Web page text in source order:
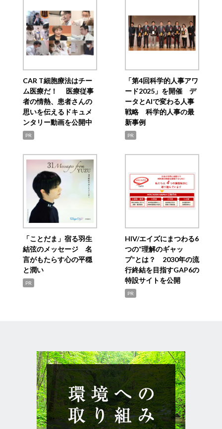
CAR T細胞療法はチー
ム医療だ！ 医療従事
者の情熱、患者さんの
思いを伝えるドキュメ
ンタリー動画を公開中
PR
「第4回科学的人事アワ
ード2025」を開催 デ
ータとAIで変わる人事
戦略 科学的人事の最
新事例
PR
「ことだま」宿る羽生
結弦のメッセージ 名
言がもたらす心の平穏
と潤い
PR
HIV/エイズにまつわる6
つの“理解のギャッ
プ”とは？ 2030年の流
行終結を目指すGAP6の
特設サイトを公開
PR